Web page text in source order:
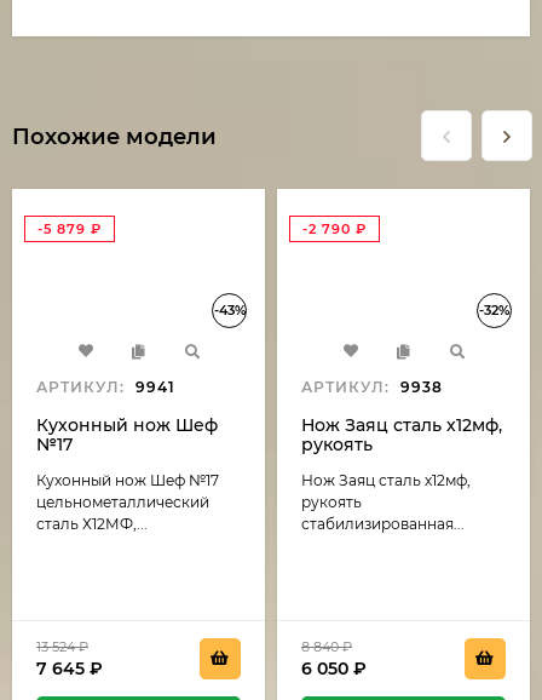
Похожие модели
-43%
-5 879 ₽
АРТИКУЛ: 9941
Кухонный нож Шеф
№17
сталь Х12МФ, рукоять
G10 зеленая
(распродажа)
Кухонный нож Шеф №17
цельнометаллический
сталь Х12МФ,...
13 524₽
7 645 ₽
-32%
-2 790 ₽
АРТИКУЛ: 9938
Нож Заяц сталь х12мф,
рукоять
карельская береза
темно коричневая-
черный граб
Нож Заяц сталь х12мф,
рукоять
стабилизированная...
8 840₽
6 050 ₽